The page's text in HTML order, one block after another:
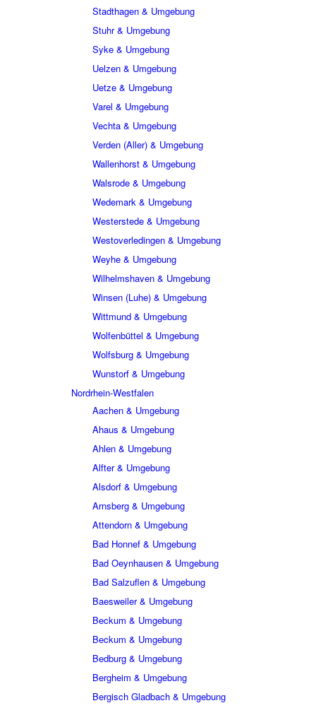
Stadthagen & Umgebung
Stuhr & Umgebung
Syke & Umgebung
Uelzen & Umgebung
Uetze & Umgebung
Varel & Umgebung
Vechta & Umgebung
Verden (Aller) & Umgebung
Wallenhorst & Umgebung
Walsrode & Umgebung
Wedemark & Umgebung
Westerstede & Umgebung
Westoverledingen & Umgebung
Weyhe & Umgebung
Wilhelmshaven & Umgebung
Winsen (Luhe) & Umgebung
Wittmund & Umgebung
Wolfenbüttel & Umgebung
Wolfsburg & Umgebung
Wunstorf & Umgebung
Nordrhein-Westfalen
Aachen & Umgebung
Ahaus & Umgebung
Ahlen & Umgebung
Alfter & Umgebung
Alsdorf & Umgebung
Arnsberg & Umgebung
Attendorn & Umgebung
Bad Honnef & Umgebung
Bad Oeynhausen & Umgebung
Bad Salzuflen & Umgebung
Baesweiler & Umgebung
Beckum & Umgebung
Beckum & Umgebung
Bedburg & Umgebung
Bergheim & Umgebung
Bergisch Gladbach & Umgebung